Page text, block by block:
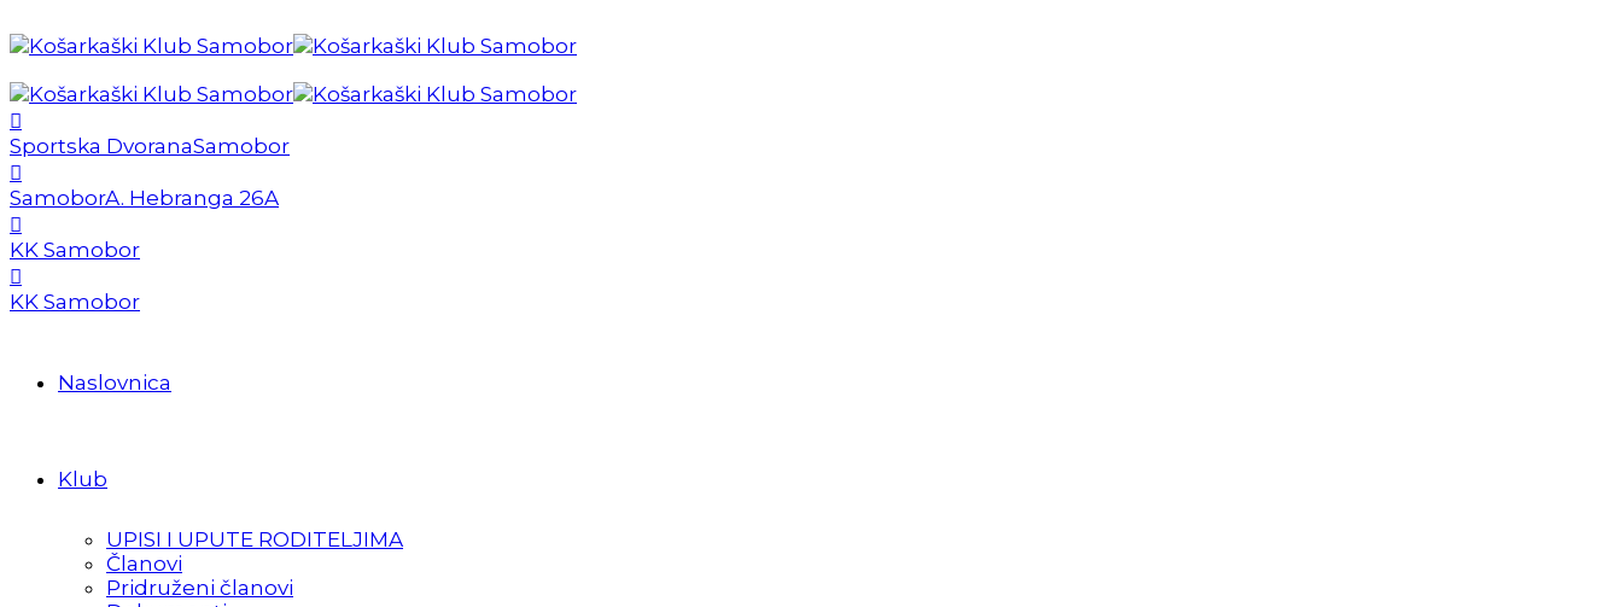
Sportska DvoranaSamobor
SamoborA. Hebranga 26A
KK Samobor
KK Samobor
Naslovnica
Klub
UPISI I UPUTE RODITELJIMA
Članovi
Pridruženi članovi